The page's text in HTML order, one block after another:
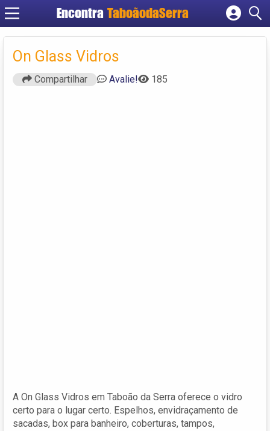
Encontra TaboãodaSerra
Cadastrar empresa
On Glass Vidros
Compartilhar Avalie! 185
A On Glass Vidros em Taboão da Serra oferece o vidro
certo para o lugar certo. Espelhos, envidraçamento de
sacadas, box para banheiro, coberturas, tampos,